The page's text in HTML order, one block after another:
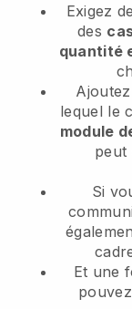
Exigez
des
quantité
lequel le
module
peut
Si
Et une
pouvez